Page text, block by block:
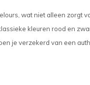
wat niet alleen zorgt
kleuren rood en
je verzekerd van een